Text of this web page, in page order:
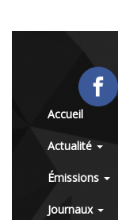
Accueil
Actualité
Émissions
Journaux